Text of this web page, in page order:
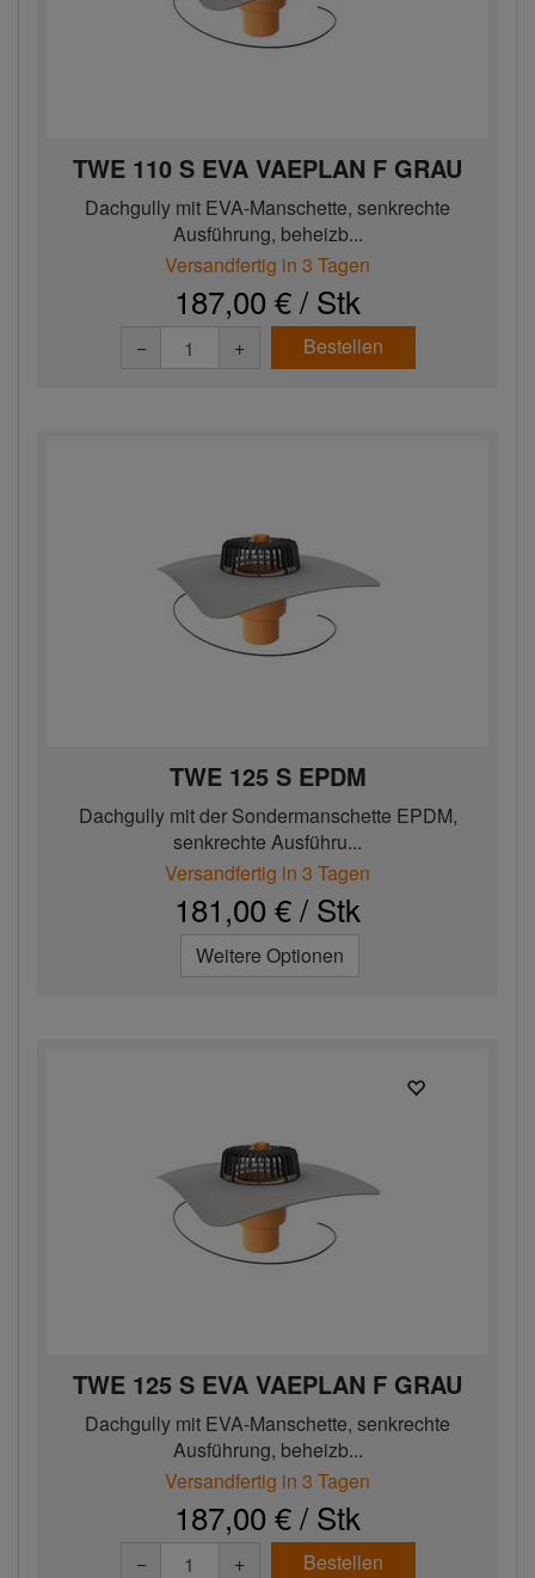
TWE 110 S EVA VAEPLAN F GRAU
Dachgully mit EVA-Manschette, senkrechte
Ausführung, beheizb...
Versandfertig in 3 Tagen
187,00 € / Stk
− + Bestellen
TWE 125 S EPDM
Dachgully mit der Sondermanschette EPDM,
senkrechte Ausführu...
Versandfertig in 3 Tagen
181,00 € / Stk
Weitere Optionen
TWE 125 S EVA VAEPLAN F GRAU
Dachgully mit EVA-Manschette, senkrechte
Ausführung, beheizb...
Versandfertig in 3 Tagen
187,00 € / Stk
− + Bestellen